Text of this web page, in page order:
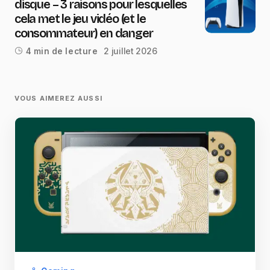
disque – 3 raisons pour lesquelles
cela met le jeu vidéo (et le
consommateur) en danger
4 min de lecture 2 juillet 2026
VOUS AIMEREZ AUSSI